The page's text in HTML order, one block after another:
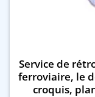
Service de
ferroviaire, le
croquis,